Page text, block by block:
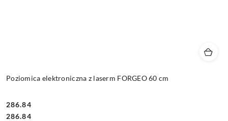
Poziomica elektroniczna z laserm FORGEO 60 cm
Cena:
286.84
Cena:
286.84